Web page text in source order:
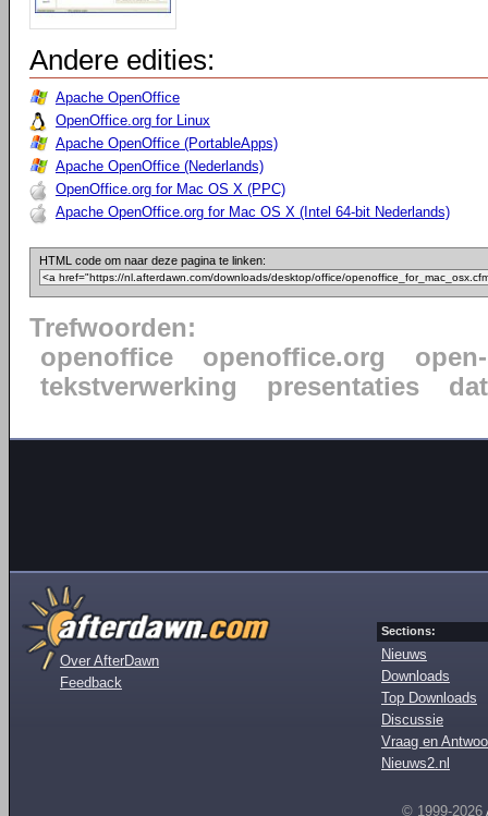
Andere edities:
Apache OpenOffice
OpenOffice.org for Linux
Apache OpenOffice (PortableApps)
Apache OpenOffice (Nederlands)
OpenOffice.org for Mac OS X (PPC)
Apache OpenOffice.org for Mac OS X (Intel 64-bit Nederlands)
HTML code om naar deze pagina te linken:
Trefwoorden:
openoffice
openoffice.org
tekstverwerking
presentaties
Over AfterDawn
Feedback
Sections:
Nieuws
Downloads
Top Downloads
Discussie
Vraag en
Nieuws2.nl
© 1999-2026